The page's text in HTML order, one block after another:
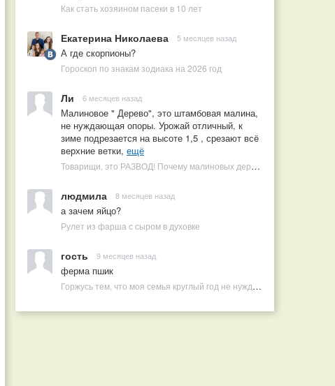
Как стать хозяином пасеки в 10 лет
Екатерина Николаева 5 месяцев назад
А где скорпионы?
Гороскоп по знакам зодиака на 2026 год
Ли 6 месяцев назад
Малиновое " Дерево", это штамбовая малина,
не нуждающая опоры. Урожай отличный, к
зиме подрезается на высоте 1,5 , срезают всё
верхние ветки, ещё
Товарищи, это РАЗВОД! Почему малиновых деревьев не бывает, или Как ушлые продавцы наживаются на мечтах садоводов
людмила 8 месяцев назад
а зачем яйцо?
Рулет из фарша с сыром в духовке
гость 9 месяцев назад
ферма пшик
Горжусь тем, что моя семья круглый год не нуждается в покупных витаминах